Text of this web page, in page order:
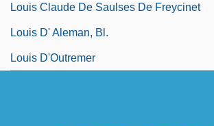
Louis Claude De Saulses De Freycinet
Louis D' Aleman, Bl.
Louis D'Outremer